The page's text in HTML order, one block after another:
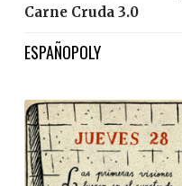
Carne Cruda 3.0
ESPAÑOPOLY